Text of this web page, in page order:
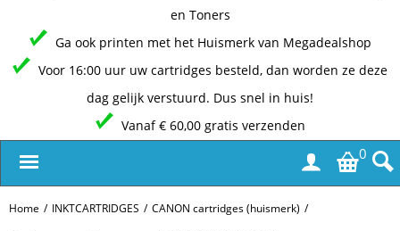
en Toners
Ga ook printen met het Huismerk van Megadealshop
Voor 16:00 uur uw cartridges besteld, dan worden ze deze
dag gelijk verstuurd. Dus snel in huis!
Vanaf € 60,00 gratis verzenden
0
Home / INKTCARTRIDGES / CANON cartridges (huismerk) /